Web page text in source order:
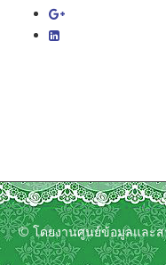
© โดยงานศูนย์ข้อมูลและส